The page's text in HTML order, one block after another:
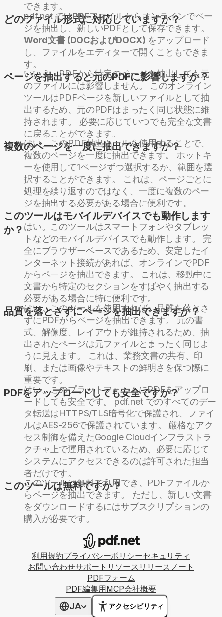
できます。
どのファイル形式に対応していますか？
pdf.net ではPDFファイルからオンラインでペー
ジを抽出し、新しいPDFとして保存できます。
Word文書 (DOCおよびDOCX) をアップロード
し、ファイルをエディターで開くこともできま
す。
ページを抽出すると元のPDFに影響しますか？
いいえ、PDFから特定のページを抽出しても元
のファイルには影響しません。 このオンライン
ツールはPDFページを新しいファイルとして抽
出するため、元のPDFはまったく同じ状態に維
持されます。 必要に応じていつでも完全な文書
に戻ることができます。
複数のページを一度に抽出できますか？
はい、このPDF抽出ツールを使用することで、
複数のページを一度に抽出できます。 ホットキ
ーを使用して1ページずつ選択するか、範囲を選
択することができます。 これは、ページごとに
処理を繰り返すのではなく、一度に複数のペー
ジを抽出する必要がある場合に便利です。
このツールはモバイルデバイスでも動作します
か？ はい。このツールはスマートフォンやタブレッ
トなどのモバイルデバイスでも動作します。 完
全にブラウザーベースであるため、安定したイ
ンターネット接続があれば、オンラインでPDF
からページを抽出できます。 これは、移動中に
文書から特定のセクションをすばやく抽出する
必要がある場合に特に便利です。
品質を落とさずにページを抽出できますか？
はい。このツールを使用すれば、品質を落とさ
ずにPDFからページを抽出できます。 元の書
式、解像度、レイアウトが維持されるため、抽
出されたページは元ファイルとまったく同じよ
うに見えます。 これは、業務文書の共有、印
刷、または画像やテキストの鮮明さを保つ際に
重要です。
PDFをアップロードしても安全ですか？
はい。このプラットフォームにPDFをアップロ
ードしても安全です。 pdf.net でのすべてのデー
タ転送はHTTPS/TLS暗号化で保護され、ファイ
ルはAES-256で保護されています。 厳格なアク
セス制御を備えたGoogle Cloudインフラストラ
クチャ上で運用されているため、必要に応じて
システムにアクセスできるのは許可された担当
者だけです。
このツールは無料ですか？
このツールは無料で利用でき、PDFファイルか
らページを抽出できます。 ただし、新しい文書
をダウンロードするにはサブスクリプションの
購入が必要です。
利用規約プライバシーポリシーセキュリティ
お問い合わせサポート リソース リリースノート
PDFフォーム
PDF編集用MCP会社概要
JA アクセシビリティ